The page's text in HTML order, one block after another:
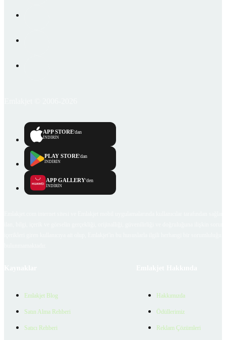
APP STORE'dan
İNDİRİN
PLAY STORE'dan
İNDİRİN
APP GALLERY'den
İNDİRİN
Emlakjet Blog
Satın Alma Rehberi
Satıcı Rehberi
Hakkımızda
Ödüllerimiz
Reklam Çözümleri